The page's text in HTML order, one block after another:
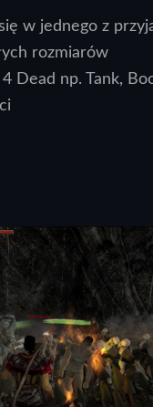
w jednego z
rozmiarów
Dead np. Tank,